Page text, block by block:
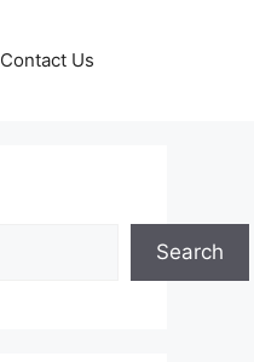
Contact Us
Search